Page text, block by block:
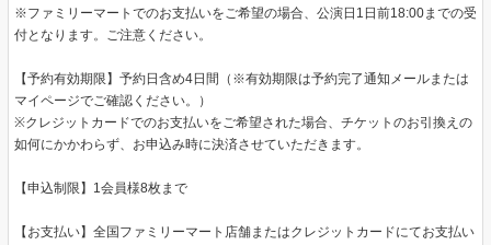
※ファミリーマートでのお支払いをご希望の場合、公演日1日前18:00までの受
付となります。ご注意ください。
【予約有効期限】予約日含め4日間（※有効期限は予約完了通知メールまたは
マイページでご確認ください。）
※クレジットカードでのお支払いをご希望された場合、チケットのお引換えの
如何にかかわらず、お申込み時に決済させていただきます。
【申込制限】1会員様8枚まで
【お支払い】全国ファミリーマート店舗またはクレジットカードにてお支払い